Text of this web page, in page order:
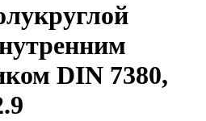
DIN 7380,